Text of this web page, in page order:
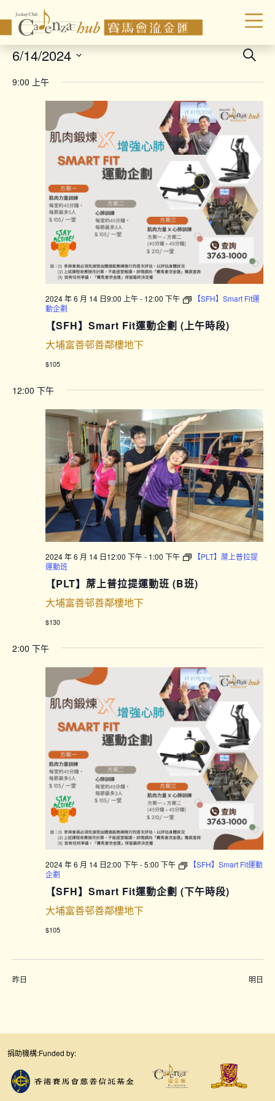
Search
6/14/2024
date.
9:00 上午
2024 年 6 月 14 日9:00 上午- 12:00 下午
【SFH】Smart Fit運
動企劃
【SFH】Smart Fit運動企劃 (上午時段)
大埔富善邨善鄰樓地下
$105
12:00 下午
2024 年 6 月 14 日12:00 下午- 1:00 下午
【PLT】蓆上普拉提
運動班
【PLT】蓆上普拉提運動班 (B班)
大埔富善邨善鄰樓地下
$130
2:00 下午
2024 年 6 月 14 日2:00 下午-5:00 下午
【SFH】Smart Fit運動
企劃
【SFH】Smart Fit運動企劃 (下午時段)
大埔富善邨善鄰樓地下
$105
昨日 明日
捐助機構:Funded by: